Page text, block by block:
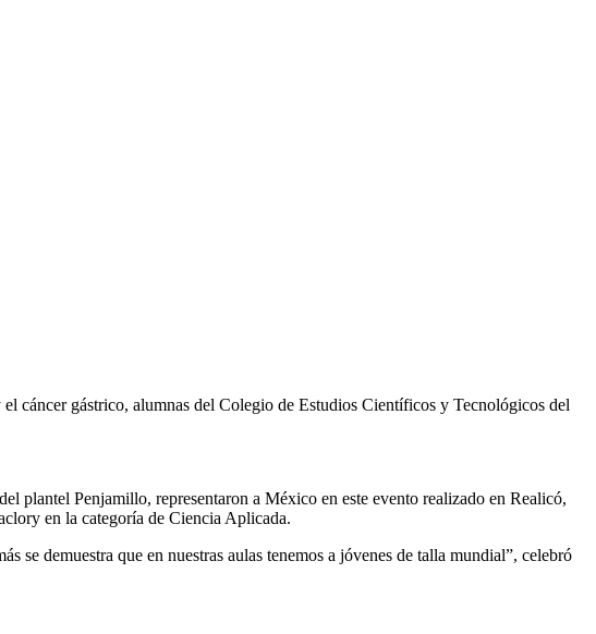
cáncer gástrico, alumnas del Colegio de Estudios Científicos y Tecnológicos del
plantel Penjamillo, representaron a México en este evento realizado en Realicó,
en la categoría de Ciencia Aplicada.
se demuestra que en nuestras aulas tenemos a jóvenes de talla mundial”, celebró